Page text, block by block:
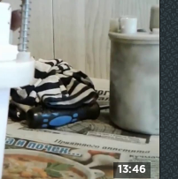
13:46